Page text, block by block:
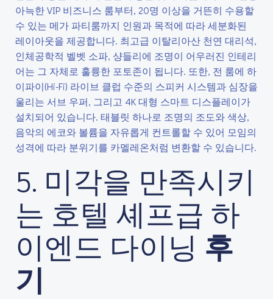
아늑한 VIP 비즈니스 룸부터, 20명 이상을 거뜬히 수용할
수 있는 메가 파티룸까지 인원과 목적에 따라 세분화된
레이아웃을 제공합니다. 최고급 이탈리아산 천연 대리석,
인체공학적 벨벳 소파, 샹들리에 조명이 어우러진 인테리
어는 그 자체로 훌륭한 포토존이 됩니다. 또한, 전 룸에 하
이파이(Hi-Fi) 라이브 클럽 수준의 스피커 시스템과 심장을
울리는 서브 우퍼, 그리고 4K 대형 스마트 디스플레이가
설치되어 있습니다. 태블릿 하나로 조명의 조도와 색상,
음악의 에코와 볼륨을 자유롭게 컨트롤할 수 있어 모임의
성격에 따라 분위기를 카멜레온처럼 변환할 수 있습니다.
5. 미각을 만족시키
는 호텔 셰프급 하
이엔드 다이닝 후
기